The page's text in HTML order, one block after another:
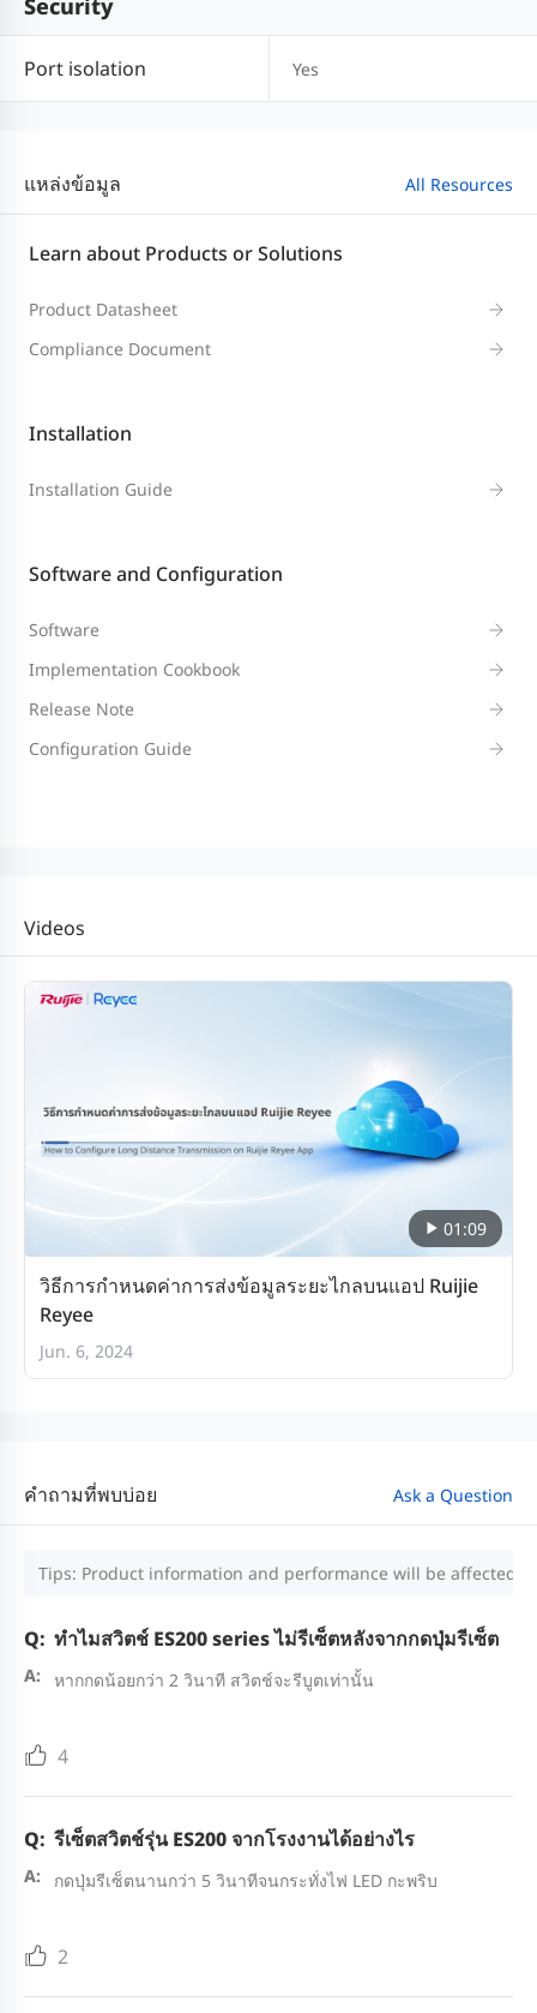
Security
Port isolation Yes
แหล่งข้อมูล All Resources
Learn about Products or Solutions
Product Datasheet
Compliance Document
Installation
Installation Guide
Software and Configuration
Software
Implementation Cookbook
Release Note
Configuration Guide
Videos
01:09
วิธีการกำหนดค่าการส่งข้อมูลระยะไกลบนแอป Ruijie
Reyee
Jun. 6, 2024
คำถามที่พบบ่อย Ask a Question
Tips: Product information and performance will be affected
ทำไมสวิตช์ ES200 series ไม่รีเซ็ตหลังจากกดปุ่มรีเซ็ต
หากกดน้อยกว่า 2 วินาที สวิตช์จะรีบูตเท่านั้น
4
รีเซ็ตสวิตช์รุ่น ES200 จากโรงงานได้อย่างไร
กดปุ่มรีเซ็ตนานกว่า 5 วินาทีจนกระทั่งไฟ LED กะพริบ
2